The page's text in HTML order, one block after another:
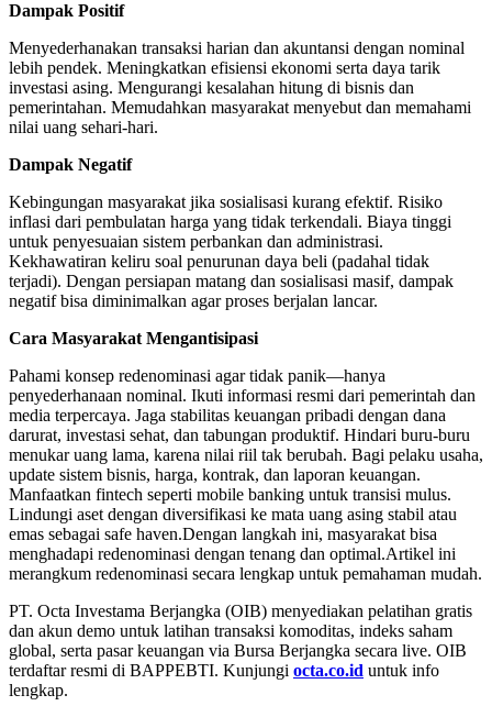
Dampak Positif
Menyederhanakan transaksi harian dan akuntansi dengan nominal
lebih pendek. Meningkatkan efisiensi ekonomi serta daya tarik
investasi asing. Mengurangi kesalahan hitung di bisnis dan
pemerintahan. Memudahkan masyarakat menyebut dan memahami
nilai uang sehari-hari.
Dampak Negatif
Kebingungan masyarakat jika sosialisasi kurang efektif. Risiko
inflasi dari pembulatan harga yang tidak terkendali. Biaya tinggi
untuk penyesuaian sistem perbankan dan administrasi.
Kekhawatiran keliru soal penurunan daya beli (padahal tidak
terjadi). Dengan persiapan matang dan sosialisasi masif, dampak
negatif bisa diminimalkan agar proses berjalan lancar.
Cara Masyarakat Mengantisipasi
Pahami konsep redenominasi agar tidak panik—hanya
penyederhanaan nominal. Ikuti informasi resmi dari pemerintah dan
media terpercaya. Jaga stabilitas keuangan pribadi dengan dana
darurat, investasi sehat, dan tabungan produktif. Hindari buru-buru
menukar uang lama, karena nilai riil tak berubah. Bagi pelaku usaha,
update sistem bisnis, harga, kontrak, dan laporan keuangan.
Manfaatkan fintech seperti mobile banking untuk transisi mulus.
Lindungi aset dengan diversifikasi ke mata uang asing stabil atau
emas sebagai safe haven.Dengan langkah ini, masyarakat bisa
menghadapi redenominasi dengan tenang dan optimal.Artikel ini
merangkum redenominasi secara lengkap untuk pemahaman mudah.
PT. Octa Investama Berjangka (OIB) menyediakan pelatihan gratis
dan akun demo untuk latihan transaksi komoditas, indeks saham
global, serta pasar keuangan via Bursa Berjangka secara live. OIB
terdaftar resmi di BAPPEBTI. Kunjungi octa.co.id untuk info
lengkap.